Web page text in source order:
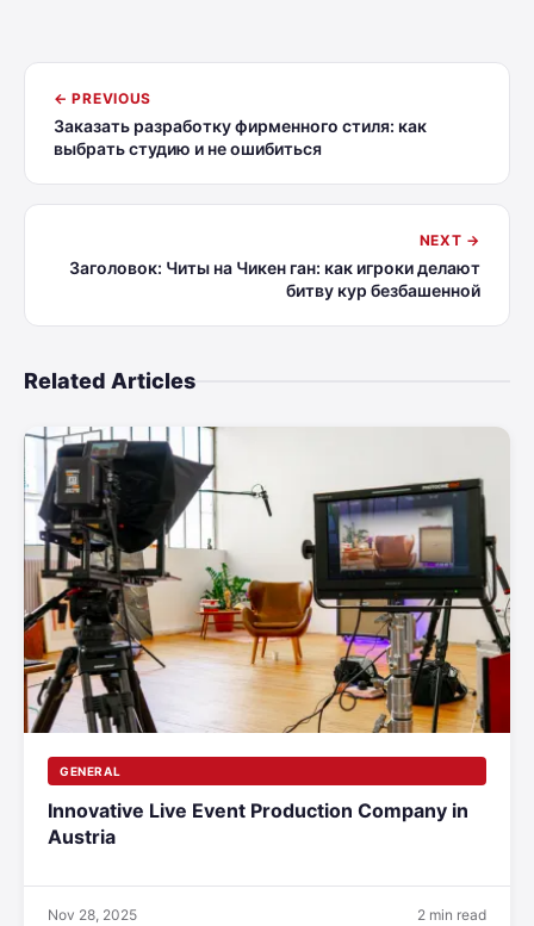
← PREVIOUS
Заказать разработку фирменного стиля: как
выбрать студию и не ошибиться
NEXT →
Заголовок: Читы на Чикен ган: как игроки делают
битву кур безбашенной
Related Articles
GENERAL
Innovative Live Event Production Company in
Austria
Nov 28, 2025 2 min read